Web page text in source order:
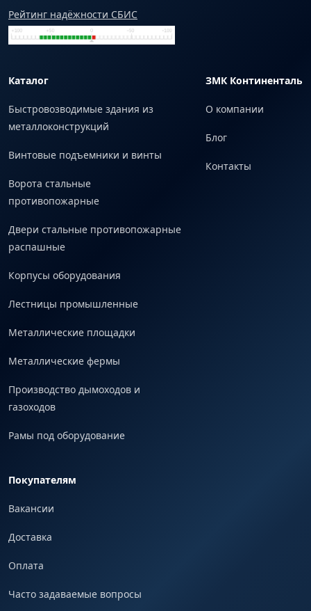
Рейтинг надёжности СБИС
Каталог
Быстровозводимые здания из
металлоконструкций
Винтовые подъемники и винты
Ворота стальные
противопожарные
Двери стальные противопожарные
распашные
Корпусы оборудования
Лестницы промышленные
Металлические площадки
Металлические фермы
Производство дымоходов и
газоходов
Рамы под оборудование
ЗМК Континенталь
О компании
Блог
Контакты
Покупателям
Вакансии
Доставка
Оплата
Часто задаваемые вопросы